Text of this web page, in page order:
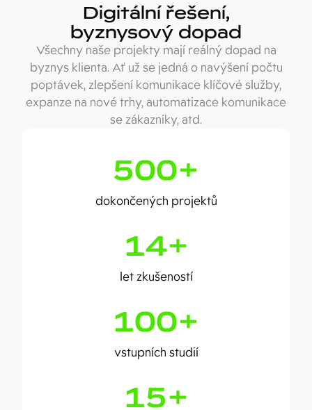
Digitální řešení,
byznysový dopad
Všechny naše projekty mají reálný dopad na
byznys klienta. Ať už se jedná o navýšení počtu
poptávek, zlepšení komunikace klíčové služby,
expanze na nové trhy, automatizace komunikace
se zákazníky, atd.
500+
dokončených projektů
14+
let zkušeností
100+
vstupních studií
15+